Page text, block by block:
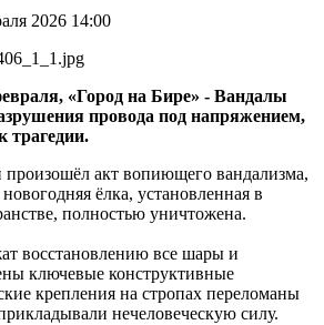
2026 14:00
«Город на Бире» - Вандалы
провода под напряжением,
трагедии.
акт вопиющего вандализма,
новогодняя ёлка, установленная в
полностью уничтожена.
восстановлению все шары и
ключевые конструктивные
крепления на стропах переломаны
нечеловеческую силу.